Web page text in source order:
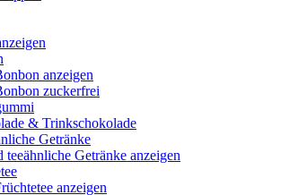
anzeigen
zuckerfrei
& Trinkschokolade
Getränke
teeähnliche Getränke anzeigen
anzeigen